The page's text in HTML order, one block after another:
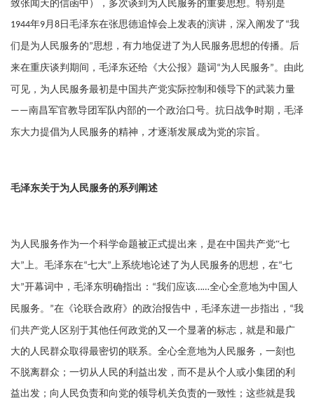
致张闻天的信函中），多次谈到为人民服务的重要思想。特别是
1944年9 月 8 日毛泽东在张思德追悼会上发表的演讲，深入阐发了 “我
们是为人民服务的”思想，有力地促进了为人民服务思想的传播。后
来在重庆谈判期间，毛泽东还给《大公报》题词 “为人民服务” 。由此
可见，为人民服务最初是中国共产党实际控制和领导下的武装力量
——南昌军官教导团军队内部的一个政治口号。抗日战争时期，毛泽
东大力提倡为人民服务的精神，才逐渐发展成为党的宗旨。
毛泽东关于为人民服务的系列阐述
为人民服务作为一个科学命题被正式提出来，是在中国共产党“七
大” 上。毛泽东在“七大” 上系统地论述了为人民服务的思想，在“七
大”开幕词中，毛泽东明确指出： “我们应该……全心全意地为中国人
民服务。 ”在《论联合政府》的政治报告中，毛泽东进一步指出， “我
们共产党人区别于其他任何政党的又一个显著的标志，就是和最广
大的人民群众取得最密切的联系。全心全意地为人民服务，一刻也
不脱离群众；一切从人民的利益出发，而不是从个人或小集团的利
益出发；向人民负责和向党的领导机关负责的一致性；这些就是我